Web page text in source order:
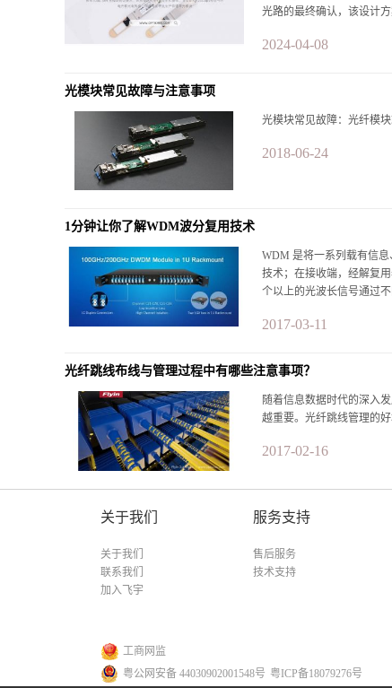
光路的最终确认，该设计
2024-04-08
光模块常见故障与注意事项
光模块常见故障：光纤模
2018-06-24
1分钟让你了解WDM波分复用技术
WDM 是将一系列载有信
技术；在接收端，经解复
个以上的光波长信号通过
2017-03-11
光纤跳线布线与管理过程中有哪些注意事项？
随着信息数据时代的深入
越重要。光纤跳线管理的
2017-02-16
关于我们
关于我们
联系我们
加入飞宇
服务支持
售后服务
技术支持
工商网监
粤公网安备 44030902001548号 粤ICP备18079276号